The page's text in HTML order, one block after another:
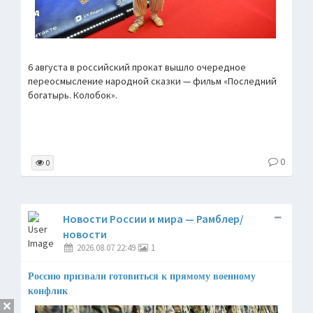
6 августа в российский прокат вышло очередное
переосмысление народной сказки — фильм «Последний
богатырь. Колобок».
0 0
Новости России и мира — Рамблер/
новости
2026.08.07 22:49 1
Россию призвали готовиться к прямому военному
конфлик